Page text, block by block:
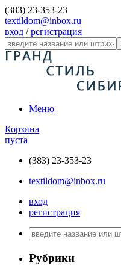
(383) 23-353-23
textildom@inbox.ru
вход /регистрация
Меню
Корзина
пуста
(383) 23-353-23
textildom@inbox.ru
вход
регистрация
Рубрики